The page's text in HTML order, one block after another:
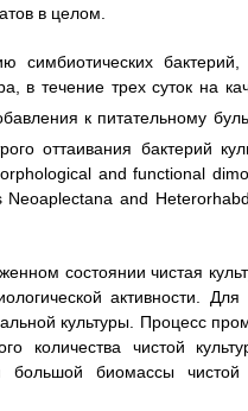
в целом.
симбиотических бактерий,
в течение трех суток на
к питательному
оттаивания бактерий
and functional
and
состоянии чистая
активности.
культуры. Процесс
количества чистой
большой биомассы чистой